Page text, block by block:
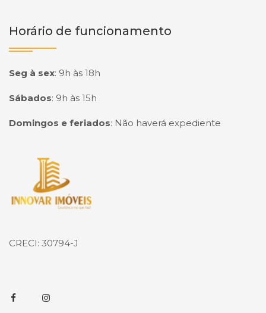
Horário de funcionamento
Seg à sex: 9h às 18h
Sábados: 9h às 15h
Domingos e feriados: Não haverá expediente
Página inicial
CRECI: 30794-J
FacebookInstagram